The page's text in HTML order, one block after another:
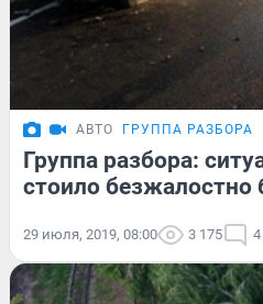
АВТО ГРУППА РАЗБОРА
Группа разбора:
стоило безжалостно
29 июля, 2019, 08:00 3 175 4